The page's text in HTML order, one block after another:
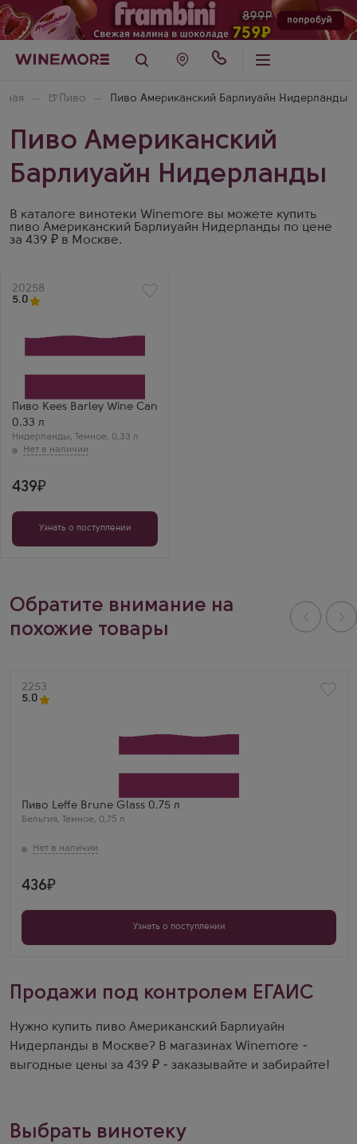
🍺 Пиво Пиво Американский Барлиуайн Нидерланды
Пиво Американский
Барлиуайн Нидерланды
В каталоге винотеки Winemore вы можете купить
пиво Американский Барлиуайн Нидерланды по цене
за 439 ₽ в Москве.
Артикул
20258
5.0
Пиво Kees Barley Wine Can
0.33 л
Нидерланды, Темное, 0,33 л
439
Узнать о поступлении
Обратите внимание на
похожие товары
Артикул
2253
5.0
Пиво Leffe Brune Glass 0.75 л
Бельгия, Темное, 0,75 л
436
Узнать о поступлении
Продажи под контролем ЕГАИС
Нужно купить пиво Американский Барлиуайн
Нидерланды в Москве? В магазинах Winemore -
выгодные цены за 439 ₽ - заказывайте и забирайте!
Выбрать винотеку